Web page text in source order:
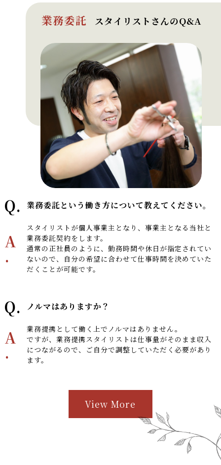
業務委託 スタイリストさんのQ&A
Q. 業務委託という働き方について教えてください。
A
.
スタイリストが個人事業主となり、事業主となる当社と
業務委託契約をします。
通常の正社員のように、勤務時間や休日が指定されてい
ないので、自分の希望に合わせて仕事時間を決めていた
だくことが可能です。
Q. ノルマはありますか？
A
.
業務提携として働く上でノルマはありません。
ですが、業務提携スタイリストは仕事量がそのまま収入
につながるので、ご自分で調整していただく必要があり
ます。
View More